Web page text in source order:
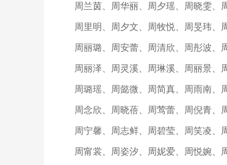
周兰茵、周华丽、周夕瑶、周晓雯、
周里明、周夕文、周牧悦、周旻玮、
周丽璐、周安蕾、周清欣、周彤波、
周丽泽、周灵溪、周琳溪、周丽景、
周璐瑶、周懿微、周简真、周雨南、
周念欣、周晓蓓、周莺蕾、周倪青、
周宁馨、周志鲜、周碧莹、周笑凌、
周甯裳、周姿汐、周妮爱、周悦婉、